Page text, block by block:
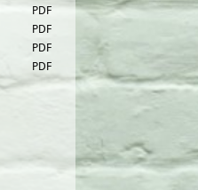
PDF
PDF
PDF
PDF